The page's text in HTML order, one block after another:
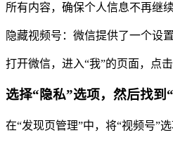
所有内容，确保个人信息不再继
隐藏视频号：微信提供了一个设
打开微信，进入“我”的页面，点
选择“隐私”选项，然后找到
在“发现页管理”中，将“视频号”